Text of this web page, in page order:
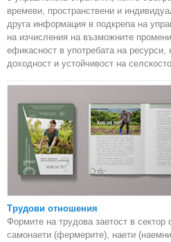
времеви, пространствени и
друга информация в подкрепа на
на изчисления на възможните
ефикасност в употребата на ресурси,
доходност и устойчивост на
Трудови отношения
Формите на трудова заетост в сектор
самонаети (фермерите), наети